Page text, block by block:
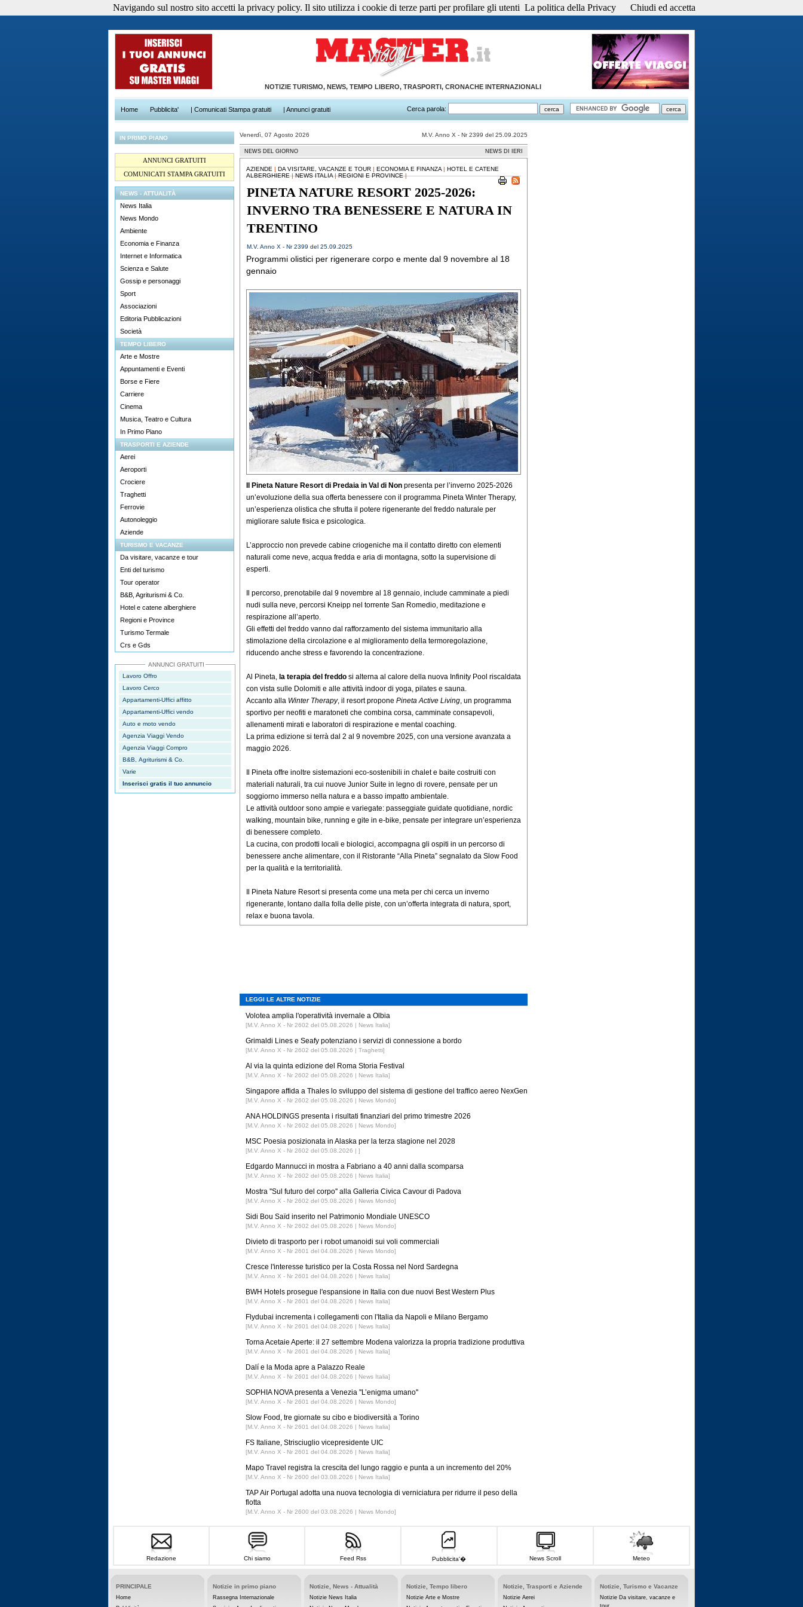
NOTIZIE TURISMO, NEWS, TEMPO LIBERO, TRASPORTI, CRONACHE INTERNAZIONALI
Home Pubblicita' | Comunicati Stampa gratuiti | Annunci gratuiti Cerca parola:
IN PRIMO PIANO
ANNUNCI GRATUITI
COMUNICATI STAMPA GRATUITI
NEWS - ATTUALITÀ
News Italia
News Mondo
Ambiente
Economia e Finanza
Internet e Informatica
Scienza e Salute
Gossip e personaggi
Sport
Associazioni
Editoria Pubblicazioni
Società
TEMPO LIBERO
Arte e Mostre
Appuntamenti e Eventi
Borse e Fiere
Carriere
Cinema
Musica, Teatro e Cultura
In Primo Piano
TRASPORTI E AZIENDE
Aerei
Aeroporti
Crociere
Traghetti
Ferrovie
Autonoleggio
Aziende
TURISMO E VACANZE
Da visitare, vacanze e tour
Enti del turismo
Tour operator
B&B, Agriturismi & Co.
Hotel e catene alberghiere
Regioni e Province
Turismo Termale
Crs e Gds
ANNUNCI GRATUITI
Lavoro Offro
Lavoro Cerco
Appartamenti-Uffici affitto
Appartamenti-Uffici vendo
Auto e moto vendo
Agenzia Viaggi Vendo
Agenzia Viaggi Compro
B&B, Agriturismi & Co.
Varie
Inserisci gratis il tuo annuncio
Venerdì, 07 Agosto 2026 M.V. Anno X - Nr 2399 del 25.09.2025
NEWS DEL GIORNO NEWS DI IERI
AZIENDE | DA VISITARE, VACANZE E TOUR | ECONOMIA E FINANZA | HOTEL E CATENE
ALBERGHIERE|NEWS ITALIA|REGIONI E PROVINCE|
PINETA NATURE RESORT 2025-2026:
INVERNO TRA BENESSERE E NATURA IN
TRENTINO
M.V. Anno X - Nr 2399 del 25.09.2025
Programmi olistici per rigenerare corpo e mente dal 9 novembre al 18
gennaio
Il Pineta Nature Resort di Predaia in Val di Non presenta per l’inverno 2025-2026
un’evoluzione della sua offerta benessere con il programma Pineta Winter Therapy,
un’esperienza olistica che sfrutta il potere rigenerante del freddo naturale per
migliorare salute fisica e psicologica.
L’approccio non prevede cabine criogeniche ma il contatto diretto con elementi
naturali come neve, acqua fredda e aria di montagna, sotto la supervisione di
esperti.
Il percorso, prenotabile dal 9 novembre al 18 gennaio, include camminate a piedi
nudi sulla neve, percorsi Kneipp nel torrente San Romedio, meditazione e
respirazione all’aperto.
Gli effetti del freddo vanno dal rafforzamento del sistema immunitario alla
stimolazione della circolazione e al miglioramento della termoregolazione,
riducendo anche stress e favorendo la concentrazione.
Al Pineta, la terapia del freddo si alterna al calore della nuova Infinity Pool riscaldata
con vista sulle Dolomiti e alle attività indoor di yoga, pilates e sauna.
Accanto alla Winter Therapy, il resort propone Pineta Active Living, un programma
sportivo per neofiti e maratoneti che combina corsa, camminate consapevoli,
allenamenti mirati e laboratori di respirazione e mental coaching.
La prima edizione si terrà dal 2 al 9 novembre 2025, con una versione avanzata a
maggio 2026.
Il Pineta offre inoltre sistemazioni eco-sostenibili in chalet e baite costruiti con
materiali naturali, tra cui nuove Junior Suite in legno di rovere, pensate per un
soggiorno immerso nella natura e a basso impatto ambientale.
Le attività outdoor sono ampie e variegate: passeggiate guidate quotidiane, nordic
walking, mountain bike, running e gite in e-bike, pensate per integrare un’esperienza
di benessere completo.
La cucina, con prodotti locali e biologici, accompagna gli ospiti in un percorso di
benessere anche alimentare, con il Ristorante “Alla Pineta” segnalato da Slow Food
per la qualità e la territorialità.
Il Pineta Nature Resort si presenta come una meta per chi cerca un inverno
rigenerante, lontano dalla folla delle piste, con un’offerta integrata di natura, sport,
relax e buona tavola.
LEGGI LE ALTRE NOTIZIE
Volotea amplia l'operatività invernale a Olbia
[M.V. Anno X - Nr 2602 del 05.08.2026 | News Italia]
Grimaldi Lines e Seafy potenziano i servizi di connessione a bordo
[M.V. Anno X - Nr 2602 del 05.08.2026 | Traghetti]
Al via la quinta edizione del Roma Storia Festival
[M.V. Anno X - Nr 2602 del 05.08.2026 | News Italia]
Singapore affida a Thales lo sviluppo del sistema di gestione del traffico aereo NexGen
[M.V. Anno X - Nr 2602 del 05.08.2026 | News Mondo]
ANA HOLDINGS presenta i risultati finanziari del primo trimestre 2026
[M.V. Anno X - Nr 2602 del 05.08.2026 | News Mondo]
MSC Poesia posizionata in Alaska per la terza stagione nel 2028
[M.V. Anno X - Nr 2602 del 05.08.2026 | ]
Edgardo Mannucci in mostra a Fabriano a 40 anni dalla scomparsa
[M.V. Anno X - Nr 2602 del 05.08.2026 | News Italia]
Mostra ''Sul futuro del corpo'' alla Galleria Civica Cavour di Padova
[M.V. Anno X - Nr 2602 del 05.08.2026 | News Mondo]
Sidi Bou Saïd inserito nel Patrimonio Mondiale UNESCO
[M.V. Anno X - Nr 2602 del 05.08.2026 | News Mondo]
Divieto di trasporto per i robot umanoidi sui voli commerciali
[M.V. Anno X - Nr 2601 del 04.08.2026 | News Mondo]
Cresce l'interesse turistico per la Costa Rossa nel Nord Sardegna
[M.V. Anno X - Nr 2601 del 04.08.2026 | News Italia]
BWH Hotels prosegue l'espansione in Italia con due nuovi Best Western Plus
[M.V. Anno X - Nr 2601 del 04.08.2026 | News Italia]
Flydubai incrementa i collegamenti con l'Italia da Napoli e Milano Bergamo
[M.V. Anno X - Nr 2601 del 04.08.2026 | News Italia]
Torna Acetaie Aperte: il 27 settembre Modena valorizza la propria tradizione produttiva
[M.V. Anno X - Nr 2601 del 04.08.2026 | News Italia]
Dalí e la Moda apre a Palazzo Reale
[M.V. Anno X - Nr 2601 del 04.08.2026 | News Italia]
SOPHIA NOVA presenta a Venezia ''L’enigma umano''
[M.V. Anno X - Nr 2601 del 04.08.2026 | News Mondo]
Slow Food, tre giornate su cibo e biodiversità a Torino
[M.V. Anno X - Nr 2601 del 04.08.2026 | News Italia]
FS Italiane, Strisciuglio vicepresidente UIC
[M.V. Anno X - Nr 2601 del 04.08.2026 | News Italia]
Mapo Travel registra la crescita del lungo raggio e punta a un incremento del 20%
[M.V. Anno X - Nr 2600 del 03.08.2026 | News Italia]
TAP Air Portugal adotta una nuova tecnologia di verniciatura per ridurre il peso della
flotta
[M.V. Anno X - Nr 2600 del 03.08.2026 | News Mondo]
Redazione Chi siamo Feed Rss Pubblicita'� News Scroll Meteo
PRINCIPALE
Home
Notizie in primo piano
Rassegna Internazionale
Notizie, News - Attualità
Notizie News Italia
Notizie, Tempo libero
Notizie Arte e Mostre
Notizie, Trasporti e Aziende
Notizie Aerei
Notizie, Turismo e Vacanze
Notizie Da visitare, vacanze e
tour
Navigando sul nostro sito accetti la privacy policy. Il sito utilizza i cookie di terze parti per profilare gli utenti La politica della Privacy Chiudi ed accetta